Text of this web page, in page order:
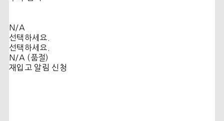
N/A
선택하세요.
선택하세요.
N/A (품절)
재입고 알림 신청